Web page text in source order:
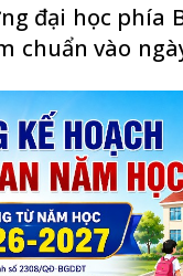
đại học phía
chuẩn vào